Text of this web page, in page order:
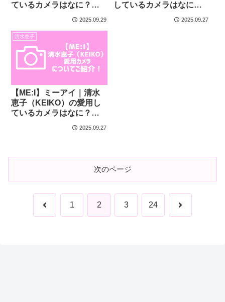
ているカメラはなに？
2025.09.29
しているカメラはなに？
2025.09.27
清水恵子
【ME:I】ミーアイ｜清水
恵子（KEIKO）の愛用し
ているカメラはなに？
2025.09.27
次のページ
前 1 2 3 24 次